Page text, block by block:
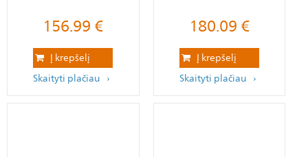
156.99€
Į krepšelį
Skaityti plačiau
180.09€
Į krepšelį
Skaityti plačiau